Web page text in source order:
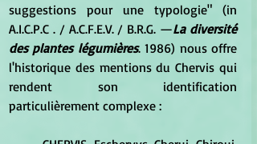
suggestions pour une typologie" (in
A.I.C.P.C . / A.C.F.E.V. / B.R.G. —La diversité
des plantes légumières. 1986) nous offre
l'historique des mentions du Chervis qui
rendent son identification
particulièrement complexe :